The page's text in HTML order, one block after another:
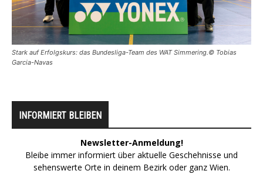
Stark auf Erfolgskurs: das Bundesliga-Team des WAT Simmering.© Tobias
Garcia-Navas
INFORMIERT BLEIBEN
Newsletter-Anmeldung!
Bleibe immer informiert über aktuelle Geschehnisse und
sehenswerte Orte in deinem Bezirk oder ganz Wien.